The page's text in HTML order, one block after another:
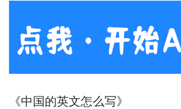
《中国的英文怎么写》